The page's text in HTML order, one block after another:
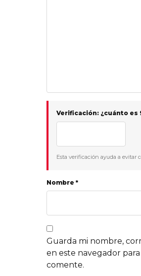
Verificación: ¿cuánto es
Esta verificación ayuda a evitar
Nombre *
Guarda mi nombre,
en este navegador
comente.